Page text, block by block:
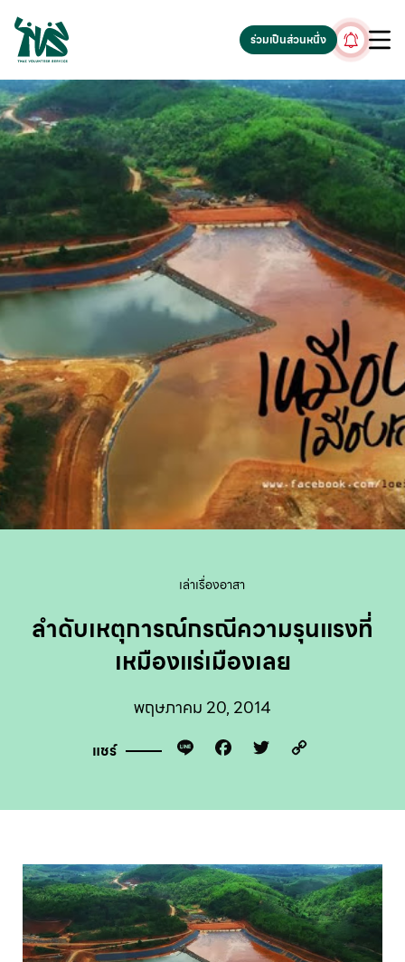
gv-5iuoxpem74qfjw.dv.googlehosted.com
ร่วมเป็นส่วนหนึ่ง
เล่าเรื่องอาสา
ลำดับเหตุการณ์กรณีความรุนแรงที่
เหมืองแร่เมืองเลย
พฤษภาคม 20, 2014
แชร์ Line Facebook
Twitter